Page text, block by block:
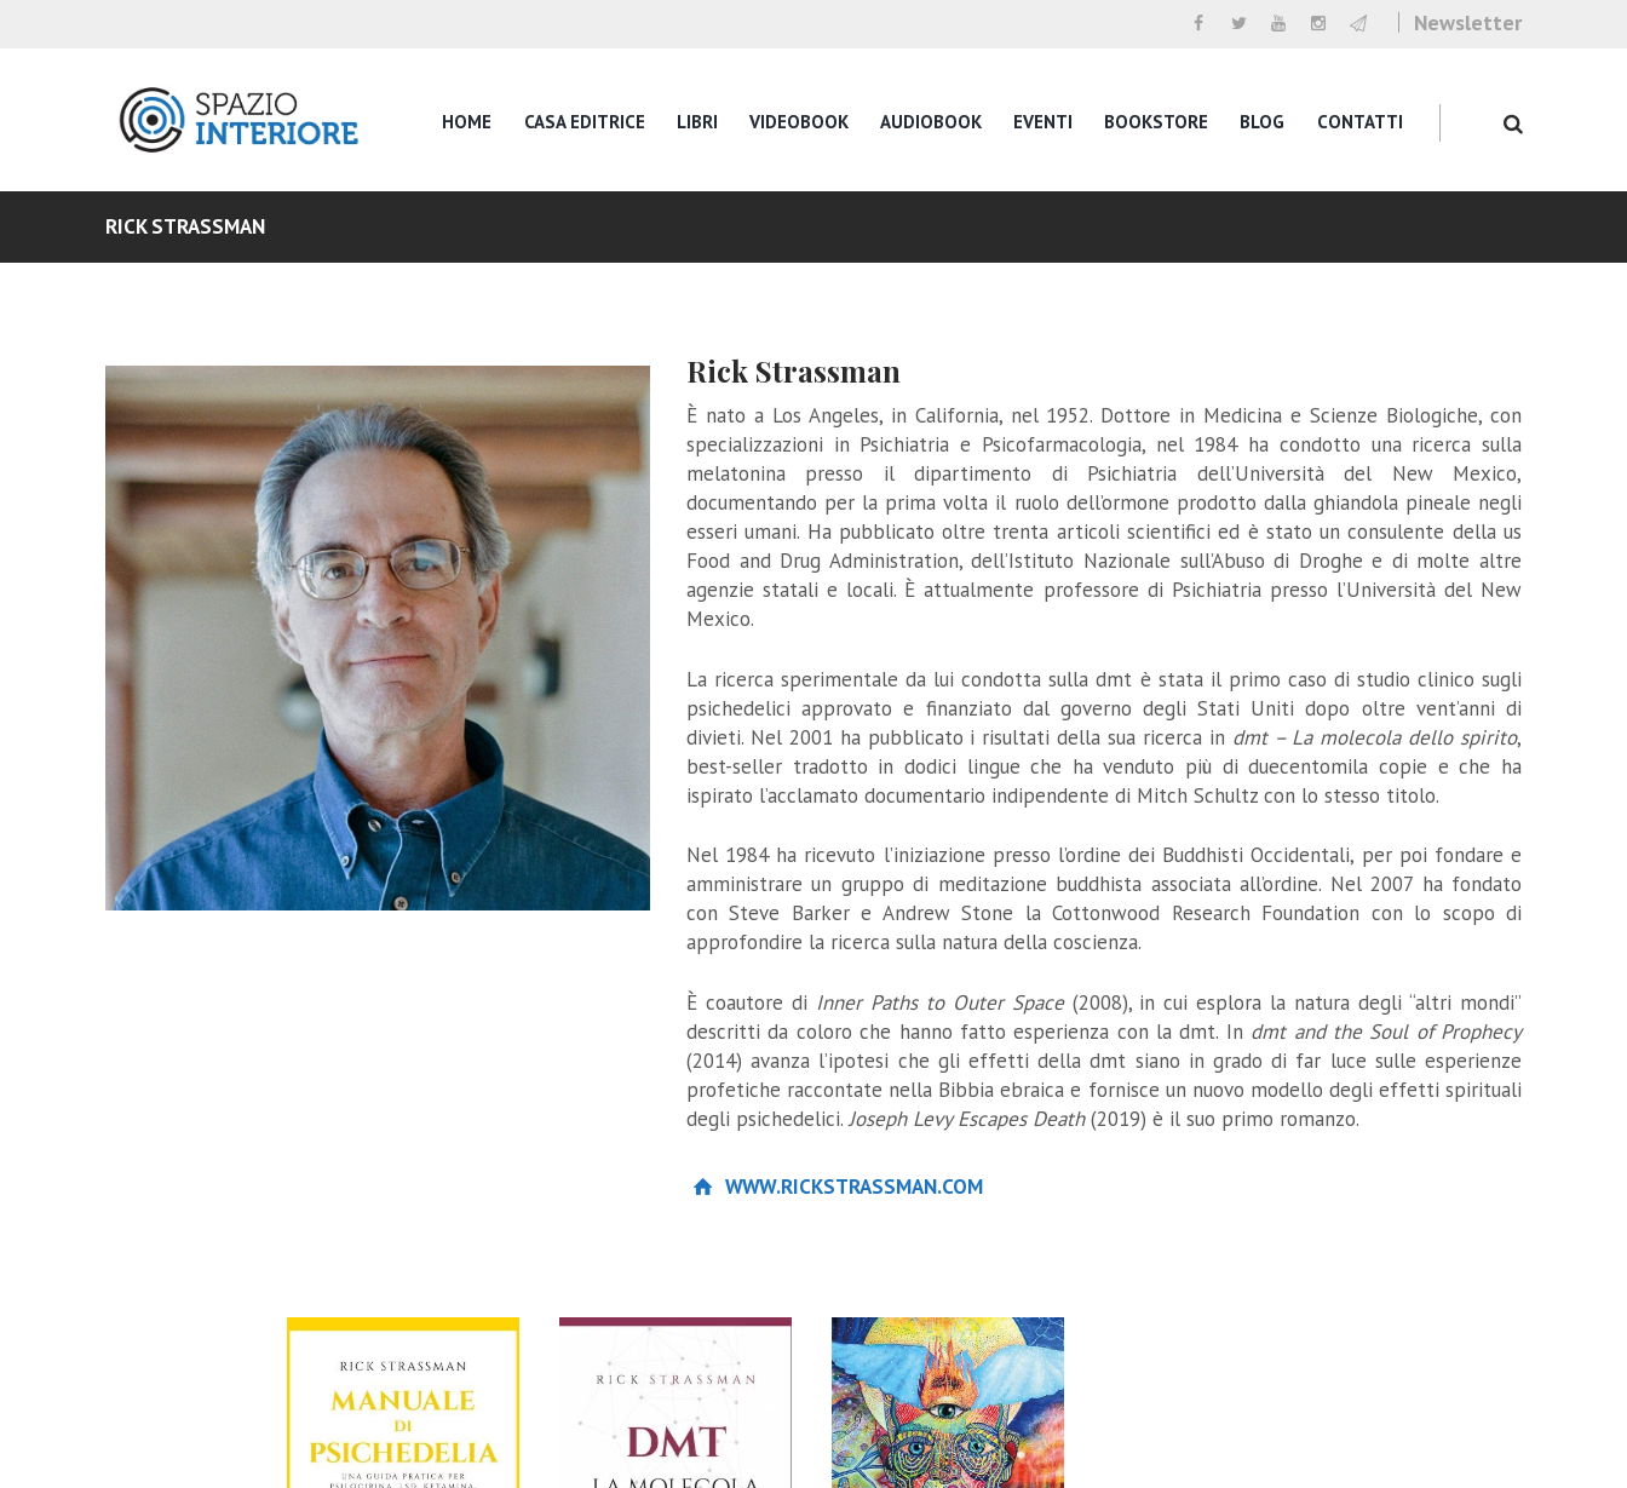
Newsletter
HOME CASA EDITRICE LIBRI VIDEOBOOK AUDIOBOOK EVENTI BOOKSTORE BLOG CONTATTI
RICK STRASSMAN
Rick Strassman
È nato a Los Angeles, in California, nel 1952. Dottore in Medicina e Scienze Biologiche, con
specializzazioni in Psichiatria e Psicofarmacologia, nel 1984 ha condotto una ricerca sulla
melatonina presso il dipartimento di Psichiatria dell’Università del New Mexico,
documentando per la prima volta il ruolo dell’ormone prodotto dalla ghiandola pineale negli
esseri umani. Ha pubblicato oltre trenta articoli scientifici ed è stato un consulente della us
Food and Drug Administration, dell’Istituto Nazionale sull’Abuso di Droghe e di molte altre
agenzie statali e locali. È attualmente professore di Psichiatria presso l’Università del New
Mexico.
La ricerca sperimentale da lui condotta sulla dmt è stata il primo caso di studio clinico sugli
psichedelici approvato e finanziato dal governo degli Stati Uniti dopo oltre vent’anni di
divieti. Nel 2001 ha pubblicato i risultati della sua ricerca in dmt – La molecola dello spirito,
best-seller tradotto in dodici lingue che ha venduto più di duecentomila copie e che ha
ispirato l’acclamato documentario indipendente di Mitch Schultz con lo stesso titolo.
Nel 1984 ha ricevuto l’iniziazione presso l’ordine dei Buddhisti Occidentali, per poi fondare e
amministrare un gruppo di meditazione buddhista associata all’ordine. Nel 2007 ha fondato
con Steve Barker e Andrew Stone la Cottonwood Research Foundation con lo scopo di
approfondire la ricerca sulla natura della coscienza.
È coautore di Inner Paths to Outer Space(2008), in cui esplora la natura degli “altri mondi”
descritti da coloro che hanno fatto esperienza con la dmt. In dmt and the Soul of Prophecy
(2014) avanza l’ipotesi che gli effetti della dmt siano in grado di far luce sulle esperienze
profetiche raccontate nella Bibbia ebraica e fornisce un nuovo modello degli effetti spirituali
degli psichedelici.Joseph Levy Escapes Death(2019) è il suo primo romanzo.
WWW.RICKSTRASSMAN.COM